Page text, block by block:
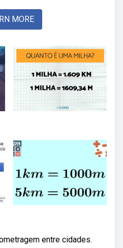
MORE
entre cidades.